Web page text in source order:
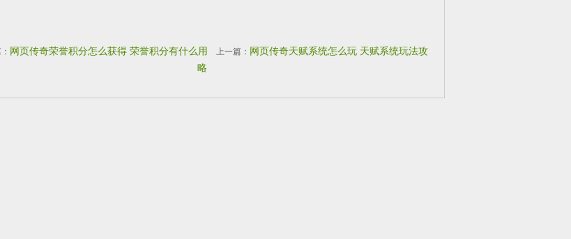
网页传奇荣誉积分怎么获得 荣誉积分有什么用 上一篇： 网页传奇天赋系统怎么玩 天赋系统玩法攻
略